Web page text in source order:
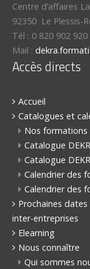
Centre d’affaires
92350 Le Plessis-
Tél : 0 820 902
Mail :
Accès directs
Accueil
Catalogues et
Nos formations
Catalogue
Catalogue
Calendrier des
Calendrier des
Prochaines dates
inter-entreprises
Elearning
Nous connaître
Qui sommes